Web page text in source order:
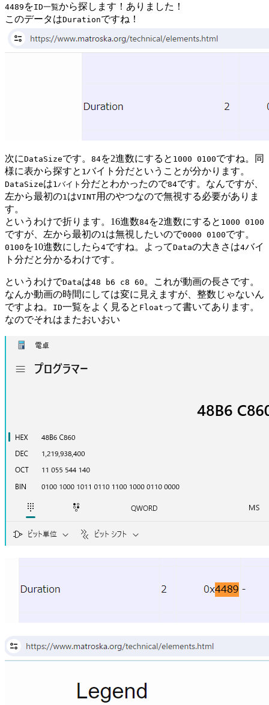
4489 をID一覧から探します！ありました！
このデータはDurationですね！
次にDataSizeです。 84を2進数にすると 1000 0100ですね。同
様に表から探すと 1 バイト分だということが分かります。
DataSizeは1バイト 分だとわかったので84です。なんですが、
左から最初の1 はVINT用のやつなので無視する必要がありま
す。
というわけで折ります。16進数84を2進数にすると 1000 0100
ですが、左から最初の1 は無視したいので0000 0100です。
0100 を10進数にしたら4ですね。よってDataの大きさは4バイ
ト分だと分かるわけです。
というわけでDataは48 b6 c8 60 。これが動画の長さです。
なんか動画の時間にしては変に見えますが、整数じゃないん
ですよね。
ID一覧をよく見ると Float って書いてあります。
なのでそれはまたおいおい